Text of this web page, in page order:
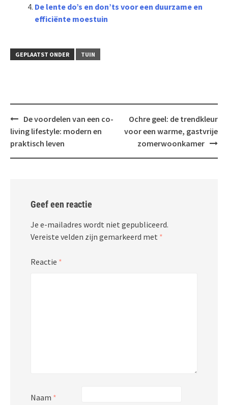
De lente do’s en don’ts voor een duurzame en
efficiënte moestuin
GEPLAATST ONDER TUIN
Bericht
navigatie
De voordelen van een co-
living lifestyle: modern en
praktisch leven
Ochre geel: de trendkleur
voor een warme, gastvrije
zomerwoonkamer
Geef een reactie
Je e-mailadres wordt niet gepubliceerd.
Vereiste velden zijn gemarkeerd met *
Reactie *
Naam *